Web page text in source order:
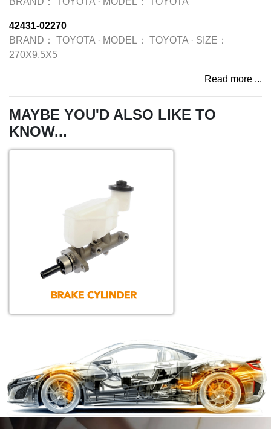
42431-02270
BRAND：
TOYOTA · MODEL： TOYOTA · SIZE：
270X9.5X5
Read more ...
MAYBE YOU'D ALSO LIKE TO
KNOW...